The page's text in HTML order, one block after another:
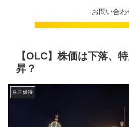
お問い合わ
【OLC】株価は下落、
昇？
株主優待